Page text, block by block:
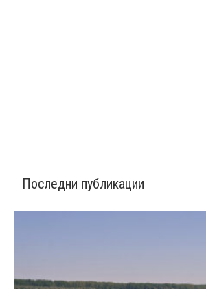
Последни публикации